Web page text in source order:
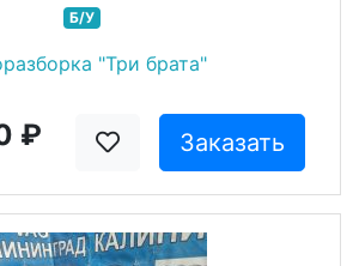
Б/У
"Три брата"
₽ Заказать